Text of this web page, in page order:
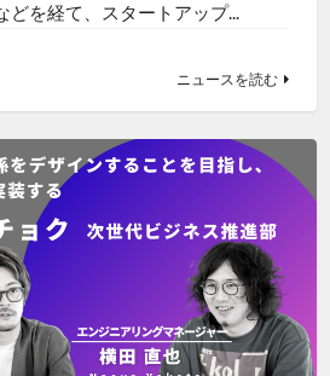
どを経て、スタートアップ...
ニュースを読む